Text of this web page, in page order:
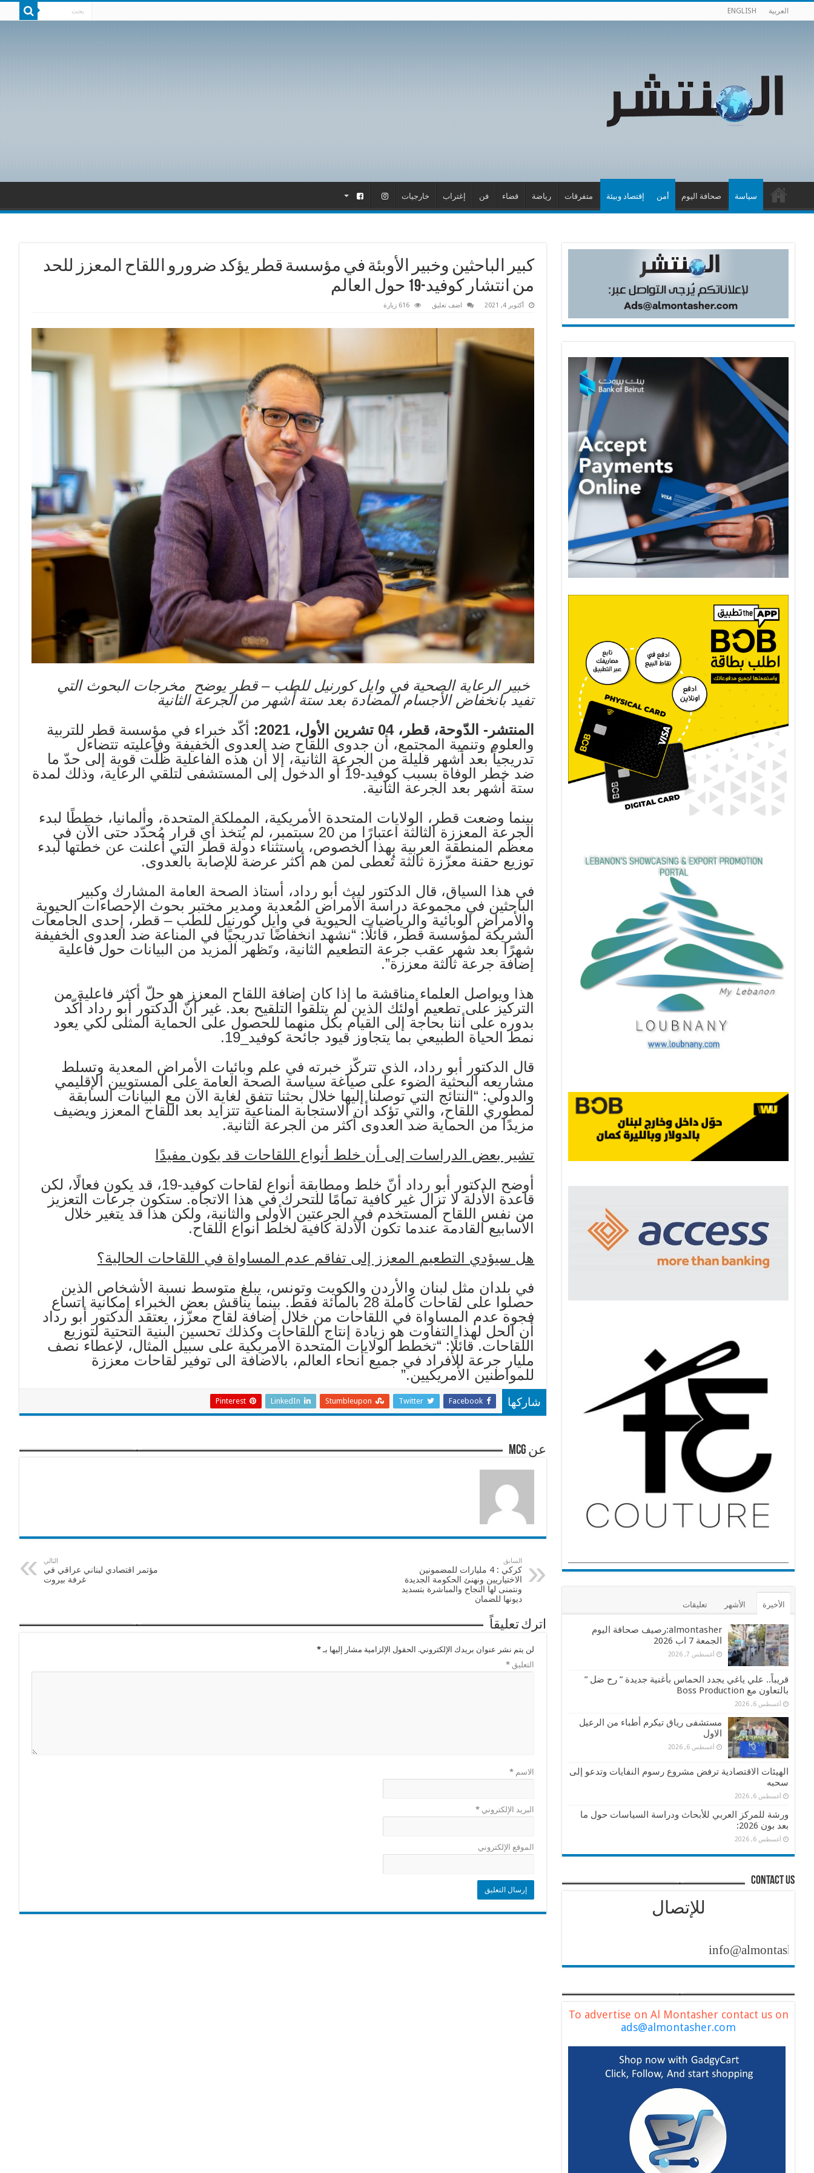
العربية ENGLISH
سياسة صحافة اليوم أمن إقتصاد وبيئة متفرقات رياضة قضاء فن إغتراب خارجيات
كبير الباحثين وخبير الأوبئة في مؤسسة قطر يؤكد ضرورو اللقاح المعزز للحد
من انتشار كوفيد-19 حول العالم
أكتوبر 4, 2021 اضف تعليق 616 زيارة
خبير الرعاية الصحية في وايل كورنيل للطب – قطر يوضح مخرجات البحوث التي
تفيد بانخفاض الأجسام المضادة بعد ستة أشهر من الجرعة الثانية
المنتشر- الدّوحة، قطر، 04 تشرين الأول، 2021:
أكّد خبراء في مؤسسة قطر للتربية
والعلوم وتنمية المجتمع، أن جدوى اللقاح ضد العدوى الخفيفة وفاعليته تتضاءل
تدريجياً بعد أشهر قليلة من الجرعة الثانية، إلا أن هذه الفاعلية ظلّت قوية إلى حدّ ما
ضد خطر الوفاة بسبب كوفيد-19 أو الدخول إلى المستشفى لتلقي الرعاية، وذلك لمدة
ستة أشهر بعد الجرعة الثانية.
بينما وضعت قطر، الولايات المتحدة الأمريكية، المملكة المتحدة، وألمانيا، خططًا لبدء
الجرعة المعززة الثالثة اعتبارًا من 20 سبتمبر، لم يُتخذ أي قرار مُحدّد حتى الآن في
معظم المنطقة العربية بهذا الخصوص، باستثناء دولة قطر التي أعلنت عن خطتها لبدء
توزيع حقنة معزّزة ثالثة تُعطى لمن هم أكثر عرضة للإصابة بالعدوى.
في هذا السياق، قال الدكتور ليث أبو رداد، أستاذ الصحة العامة المشارك وكبير
الباحثين في مجموعة دراسة الأمراض المُعدية ومدير مختبر بحوث الإحصاءات الحيوية
والأمراض الوبائية والرياضيات الحيوية في وايل كورنيل للطب – قطر، إحدى الجامعات
الشريكة لمؤسسة قطر، قائلًا: “نشهد انخفاضًا تدريجيًا في المناعة ضد العدوى الخفيفة
شهرًا بعد شهر عقب جرعة التطعيم الثانية، وتَظهر المزيد من البيانات حول فاعلية
إضافة جرعة ثالثة معززة”.
هذا ويواصل العلماء مناقشة ما إذا كان إضافة اللقاح المعزز هو حلّ أكثر فاعلية من
التركيز على تطعيم أولئك الذين لم يتلقوا التلقيح بعد. غير أنّ الدكتور أبو رداد أكّد
بدوره على أننا بحاجة إلى القيام بكل منهما للحصول على الحماية المثلى لكي يعود
نمط الحياة الطبيعي بما يتجاوز قيود جائحة كوفيد_19.
قال الدكتور أبو رداد، الذي تتركّز خبرته في علم وبائيات الأمراض المعدية وتسلط
مشاريعه البحثية الضوء على صياغة سياسة الصحة العامة على المستويين الإقليمي
والدولي: “النتائج التي توصلنا إليها خلال بحثنا تتفق لغاية الآن مع البيانات السابقة
لمطوري اللقاح، والتي تؤكد أن الاستجابة المناعية تتزايد بعد اللقاح المعزز ويضيف
مزيدًا من الحماية ضد العدوى أكثر من الجرعة الثانية.
تشير بعض الدراسات إلى أن خلط أنواع اللقاحات قد يكون مفيدًا
أوضح الدكتور أبو رداد أنّ خلط ومطابقة أنواع لقاحات كوفيد-19، قد يكون فعالًا، لكن
قاعدة الأدلة لا تزال غير كافية تمامًا للتحرك في هذا الاتجاه. ستكون جرعات التعزيز
من نفس اللقاح المستخدم في الجرعتين الأولى والثانية، ولكن هذا قد يتغير خلال
الأسابيع القادمة عندما تكون الأدلة كافية لخلط أنواع اللقاح.
هل سيؤدي التطعيم المعزز إلى تفاقم عدم المساواة في اللقاحات الحالية؟
في بلدان مثل لبنان والأردن والكويت وتونس، يبلغ متوسط ​​نسبة الأشخاص الذين
حصلوا على لقاحات كاملة 28 بالمائة فقط. بينما يناقش بعض الخبراء إمكانية اتساع
فجوة عدم المساواة في اللقاحات من خلال إضافة لقاح معزّز، يعتقد الدكتور أبو رداد
أن الحل لهذا التفاوت هو زيادة إنتاج اللقاحات وكذلك تحسين البنية التحتية لتوزيع
اللقاحات. قائلًا: “تخطط الولايات المتحدة الأمريكية على سبيل المثال، لإعطاء نصف
مليار جرعة للأفراد في جميع أنحاء العالم، بالاضافة الى توفير لقاحات معززة
للمواطنين الأمريكيين.”
شاركها Facebook
Twitter
Stumbleupon
LinkedIn
Pinterest
عن mcg
السابق
كركي : 4 مليارات للمضمونين
الاختياريين ونهنئ الحكومة الجديدة
ونتمنى لها النجاح والمباشرة بتسديد
ديونها للضمان
التالي
مؤتمر اقتصادي لبناني عراقي في
غرفة بيروت
اترك تعليقاً
لن يتم نشر عنوان بريدك الإلكتروني. الحقول الإلزامية مشار إليها بـ *
التعليق *
الاسم *
البريد الإلكتروني *
الموقع الإلكتروني
الأخيرة الأشهر تعليقات
almontasher:رصيف صحافة اليوم
الجمعة 7 اب 2026
أغسطس 7, 2026
قريباً.. علي ياغي يجدد الحماس بأغنية جديدة ” رح ضل ”
بالتعاون مع Boss Production
أغسطس 6, 2026
مستشفى رياق تيكرم أطباء من الرعيل
الاول
أغسطس 6, 2026
الهيئات الاقتصادية ترفض مشروع رسوم النفايات وتدعو إلى
سحبه
أغسطس 6, 2026
ورشة للمركز العربي للأبحاث ودراسة السياسات حول ما
بعد بون 2026:
أغسطس 6, 2026
contact us
للإتصال
info@almontasher.com
To advertise on Al Montasher contact us on
ads@almontasher.com